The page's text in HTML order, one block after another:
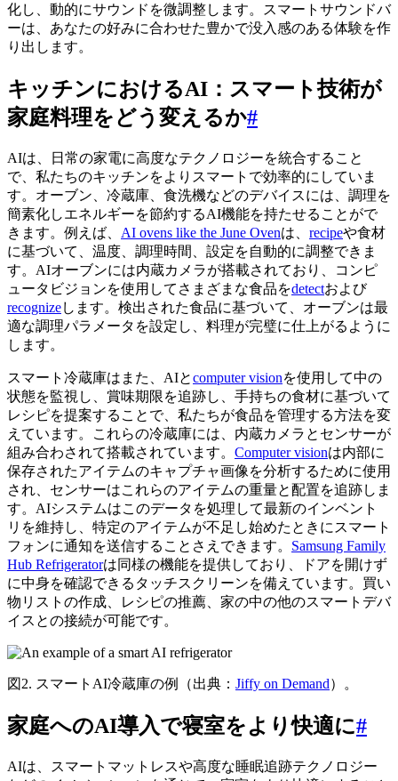
化し、動的にサウンドを微調整します。スマートサウンドバ
ーは、あなたの好みに合わせた豊かで没入感のある体験を作
り出します。
キッチンにおけるAI：スマート技術が
家庭料理をどう変えるか#
AIは、日常の家電に高度なテクノロジーを統合すること
で、私たちのキッチンをよりスマートで効率的にしていま
す。オーブン、冷蔵庫、食洗機などのデバイスには、調理を
簡素化しエネルギーを節約するAI機能を持たせることがで
きます。例えば、 AI ovens like the June Ovenは、 recipeや食材
に基づいて、温度、調理時間、設定を自動的に調整できま
す。AIオーブンには内蔵カメラが搭載されており、コンピ
ュータビジョンを使用してさまざまな食品をdetectおよび
recognizeします。検出された食品に基づいて、オーブンは最
適な調理パラメータを設定し、料理が完璧に仕上がるように
します。
スマート冷蔵庫はまた、AIとcomputer visionを使用して中の
状態を監視し、賞味期限を追跡し、手持ちの食材に基づいて
レシピを提案することで、私たちが食品を管理する方法を変
えています。これらの冷蔵庫には、内蔵カメラとセンサーが
組み合わされて搭載されています。 Computer visionは内部に
保存されたアイテムのキャプチャ画像を分析するために使用
され、センサーはこれらのアイテムの重量と配置を追跡しま
す。AIシステムはこのデータを処理して最新のインベント
リを維持し、特定のアイテムが不足し始めたときにスマート
フォンに通知を送信することさえできます。 Samsung Family
Hub Refrigeratorは同様の機能を提供しており、ドアを開けず
に中身を確認できるタッチスクリーンを備えています。買い
物リストの作成、レシピの推薦、家の中の他のスマートデバ
イスとの接続が可能です。
図2. スマートAI冷蔵庫の例（出典： Jiffy on Demand）。
家庭へのAI導入で寝室をより快適に#
AIは、スマートマットレスや高度な睡眠追跡テクノロジー